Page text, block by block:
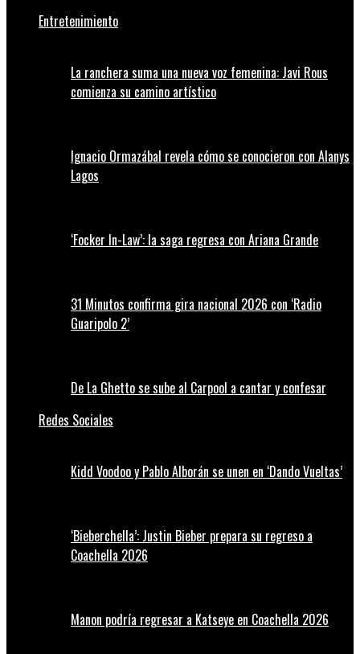
Entretenimiento
La ranchera suma una nueva voz femenina: Javi Rous
comienza su camino artístico
Ignacio Ormazábal revela cómo se conocieron con Alanys
Lagos
‘Focker In-Law’: la saga regresa con Ariana Grande
31 Minutos confirma gira nacional 2026 con ‘Radio
Guaripolo 2’
De La Ghetto se sube al Carpool a cantar y confesar
Redes Sociales
Kidd Voodoo y Pablo Alborán se unen en ‘Dando Vueltas’
‘Bieberchella’: Justin Bieber prepara su regreso a
Coachella 2026
Manon podría regresar a Katseye en Coachella 2026